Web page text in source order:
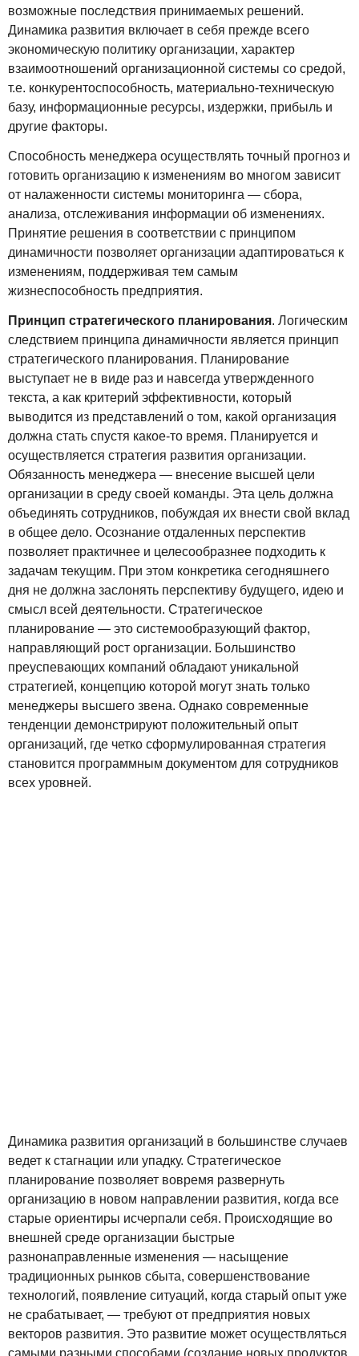
возможные последствия принимаемых решений.
Динамика развития включает в себя прежде всего
экономическую политику организации, характер
взаимоотношений организационной системы со средой,
т.е. конкурентоспособность, материально-техническую
базу, информационные ресурсы, издержки, прибыль и
другие факторы.
Способность менеджера осуществлять точный прогноз и
готовить организацию к изменениям во многом зависит
от налаженности системы мониторинга — сбора,
анализа, отслеживания информации об изменениях.
Принятие решения в соответствии с принципом
динамичности позволяет организации адаптироваться к
изменениям, поддерживая тем самым
жизнеспособность предприятия.
Принцип стратегического планирования. Логическим
следствием принципа динамичности является принцип
стратегического планирования. Планирование
выступает не в виде раз и навсегда утвержденного
текста, а как критерий эффективности, который
выводится из представлений о том, какой организация
должна стать спустя какое-то время. Планируется и
осуществляется стратегия развития организации.
Обязанность менеджера — внесение высшей цели
организации в среду своей команды. Эта цель должна
объединять сотрудников, побуждая их внести свой вклад
в общее дело. Осознание отдаленных перспектив
позволяет практичнее и целесообразнее подходить к
задачам текущим. При этом конкретика сегодняшнего
дня не должна заслонять перспективу будущего, идею и
смысл всей деятельности. Стратегическое
планирование — это системообразующий фактор,
направляющий рост организации. Большинство
преуспевающих компаний обладают уникальной
стратегией, концепцию которой могут знать только
менеджеры высшего звена. Однако современные
тенденции демонстрируют положительный опыт
организаций, где четко сформулированная стратегия
становится программным документом для сотрудников
всех уровней.
Динамика развития организаций в большинстве случаев
ведет к стагнации или упадку. Стратегическое
планирование позволяет вовремя развернуть
организацию в новом направлении развития, когда все
старые ориентиры исчерпали себя. Происходящие во
внешней среде организации быстрые
разнонаправленные изменения — насыщение
традиционных рынков сбыта, совершенствование
технологий, появление ситуаций, когда старый опыт уже
не срабатывает, — требуют от предприятия новых
векторов развития. Это развитие может осуществляться
самыми разными способами (создание новых продуктов,